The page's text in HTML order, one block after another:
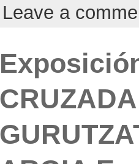
Leave a